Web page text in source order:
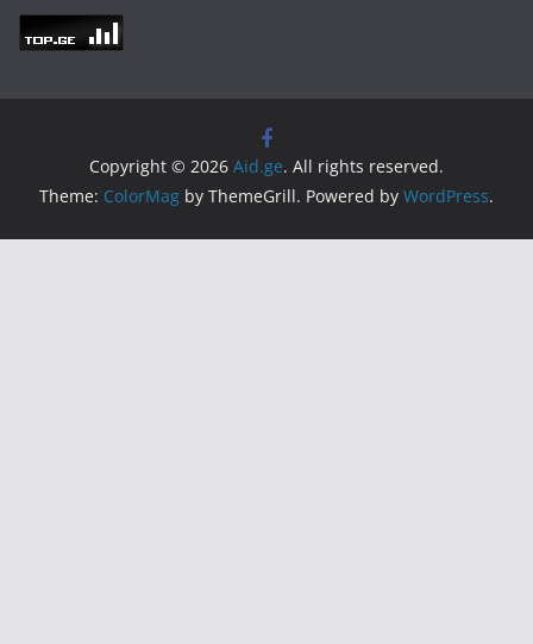
Copyright © 2026 Aid.ge. All rights reserved.
Theme: ColorMag by ThemeGrill. Powered by WordPress.